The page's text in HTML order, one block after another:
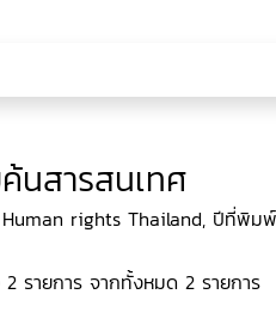
นสารสนเทศ
Human rights Thailand, ปีที่พิมพ์
รายการ จากทั้งหมด 2 รายการ